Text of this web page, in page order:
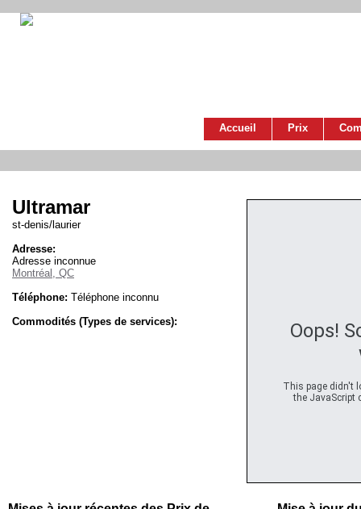
Accueil Prix
Oops!
This page didn't
the JavaScript
Ultramar
st-denis/laurier
Adresse:
Adresse inconnue
Montréal, QC
Téléphone: Téléphone inconnu
Commodités (Types de services):